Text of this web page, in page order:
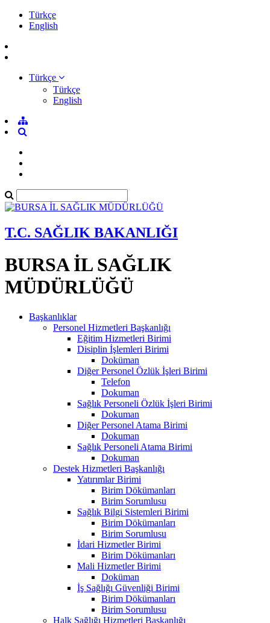
Türkçe
English
Türkçe
Türkçe
English
T.C. SAĞLIK BAKANLIĞI
BURSA İL SAĞLIK
MÜDÜRLÜĞÜ
Başkanlıklar
Personel Hizmetleri Başkanlığı
Eğitim Hizmetleri Birimi
Disiplin İşlemleri Birimi
Doküman
Diğer Personel Özlük İşleri Birimi
Telefon
Dokuman
Sağlık Personeli Özlük İşleri Birimi
Dokuman
Diğer Personel Atama Birimi
Dokuman
Sağlık Personeli Atama Birimi
Dokuman
Destek Hizmetleri Başkanlığı
Yatırımlar Birimi
Birim Dökümanları
Birim Sorumlusu
Sağlık Bilgi Sistemleri Birimi
Birim Dökümanları
Birim Sorumlusu
İdari Hizmetler Birimi
Birim Dökümanları
Mali Hizmetler Birimi
Doküman
İş Sağlığı Güvenliği Birimi
Birim Dökümanları
Birim Sorumlusu
Halk Sağlığı Hizmetleri Başkanlığı